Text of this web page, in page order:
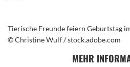
Tierische Freunde feiern Geburtstag
© Christine Wulf / stock.adobe.com
MEHR